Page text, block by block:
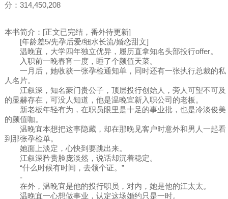
分：314,450,208
本书简介：[正文已完结，番外待更新]
[年龄差5/先孕后爱/细水长流/婚恋甜文]
温晚宜，大学四年独立优异，履历直拿知名头部投行offer。
入职前一晚春宵一度，睡了个颜值天菜。
一月后，她收获一张孕检通知单，同时还有一张执行总裁的私
人名片。
江叙深，知名豪门贵公子，顶层投行创始人，旁人可望不可及
的显赫存在，可没人知道，他是温晚宜新入职公司的老板。
新老板年轻有为，在职员眼里是十足的事业批，也是冷淡俊美
的颜值咖。
温晚宜本想把这事隐藏，却在那晚见客户时意外和男人一起看
到那张孕检单。
她面上淡定，心快到要跳出来。
江叙深矜贵脸庞淡然，说话却沉着稳定。
“什么时候有时间，去领个证。”
-
在外，温晚宜是他的投行职员，对内，她是他的江太太。
温晚宜一心想做事业，认定这场婚约只是一时。